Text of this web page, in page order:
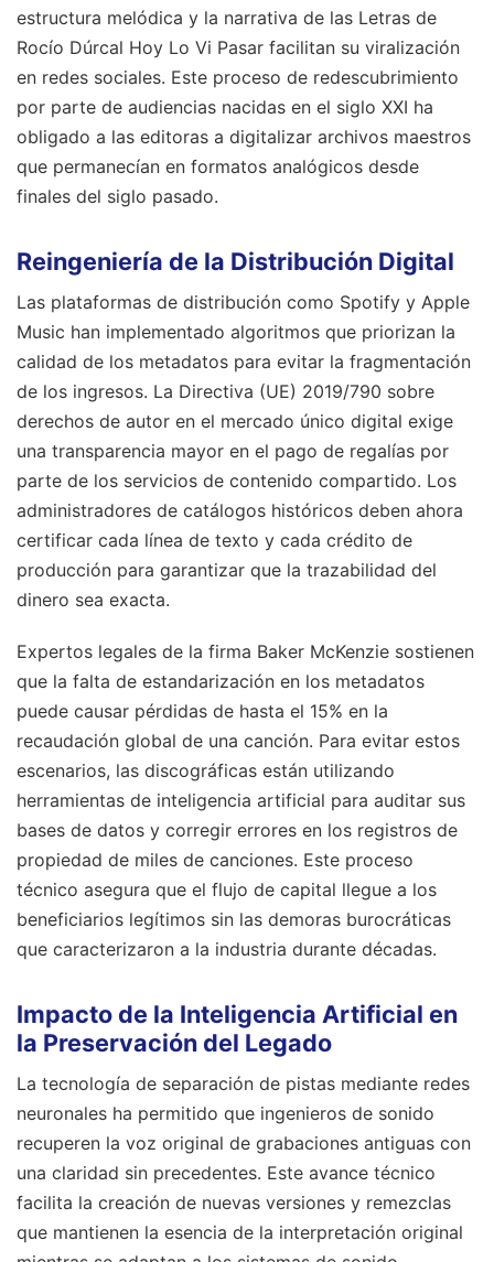
estructura melódica y la narrativa de las Letras de
Rocío Dúrcal Hoy Lo Vi Pasar facilitan su viralización
en redes sociales. Este proceso de redescubrimiento
por parte de audiencias nacidas en el siglo XXI ha
obligado a las editoras a digitalizar archivos maestros
que permanecían en formatos analógicos desde
finales del siglo pasado.
Reingeniería de la Distribución Digital
Las plataformas de distribución como Spotify y Apple
Music han implementado algoritmos que priorizan la
calidad de los metadatos para evitar la fragmentación
de los ingresos. La Directiva (UE) 2019/790 sobre
derechos de autor en el mercado único digital exige
una transparencia mayor en el pago de regalías por
parte de los servicios de contenido compartido. Los
administradores de catálogos históricos deben ahora
certificar cada línea de texto y cada crédito de
producción para garantizar que la trazabilidad del
dinero sea exacta.
Expertos legales de la firma Baker McKenzie sostienen
que la falta de estandarización en los metadatos
puede causar pérdidas de hasta el 15% en la
recaudación global de una canción. Para evitar estos
escenarios, las discográficas están utilizando
herramientas de inteligencia artificial para auditar sus
bases de datos y corregir errores en los registros de
propiedad de miles de canciones. Este proceso
técnico asegura que el flujo de capital llegue a los
beneficiarios legítimos sin las demoras burocráticas
que caracterizaron a la industria durante décadas.
Impacto de la Inteligencia Artificial en
la Preservación del Legado
La tecnología de separación de pistas mediante redes
neuronales ha permitido que ingenieros de sonido
recuperen la voz original de grabaciones antiguas con
una claridad sin precedentes. Este avance técnico
facilita la creación de nuevas versiones y remezclas
que mantienen la esencia de la interpretación original